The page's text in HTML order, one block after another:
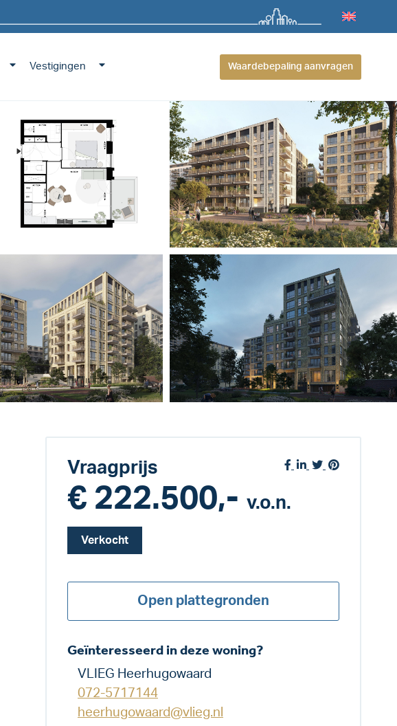
Vestigingen Waardebepaling aanvragen
Vraagprijs
€ 222.500,- v.o.n.
Verkocht
Open plattegronden
Geïnteresseerd in deze woning?
VLIEG Heerhugowaard
072-5717144
heerhugowaard@vlieg.nl